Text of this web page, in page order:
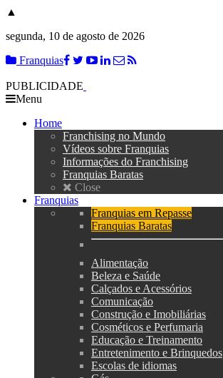
▲
segunda, 10 de agosto de 2026
Franquias
PUBLICIDADE
Menu
Home
Franchising no Mundo
Vídeos sobre Franquias
Informações do Franchising
Franquias Baratas
Close
Franquias
Franquias em Repasse
Franquias Baratas
Alimentação
Beleza e Saúde
Calçados e Acessórios
Comunicação
Construção e Imobiliárias
Cosméticos e Perfumaria
Educação e Treinamento
Entretenimento e Brinquedos
Escolas de idiomas